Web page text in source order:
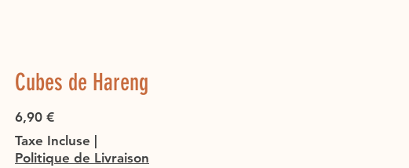
Cubes de Hareng
6,90 €Prix
Taxe Incluse
Politique de Livraison